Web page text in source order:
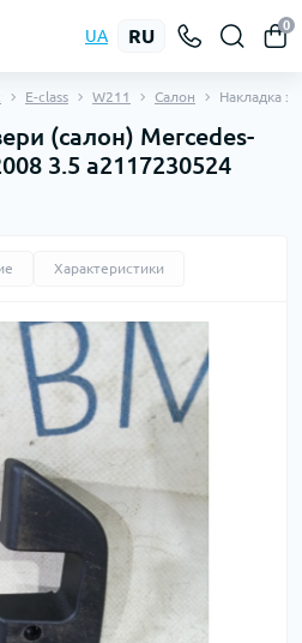
UA RU
0
E-class W211 Салон Накладка
(салон) Mercedes-
3.5 a2117230524
Характеристики